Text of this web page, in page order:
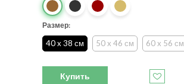
Размер:
40 x 38 см 50 x 46 см 60 x 56 см
Купить